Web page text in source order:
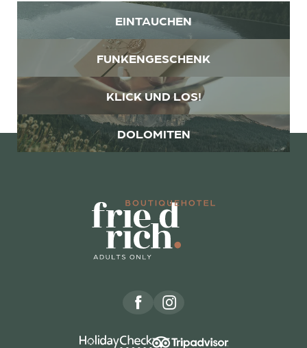
EINTAUCHEN
FUNKENGESCHENK
KLICK UND LOS!
DOLOMITEN
Einwilligung Marketing*
Anfragen